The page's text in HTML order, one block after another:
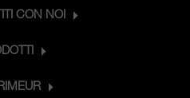
CON NOI